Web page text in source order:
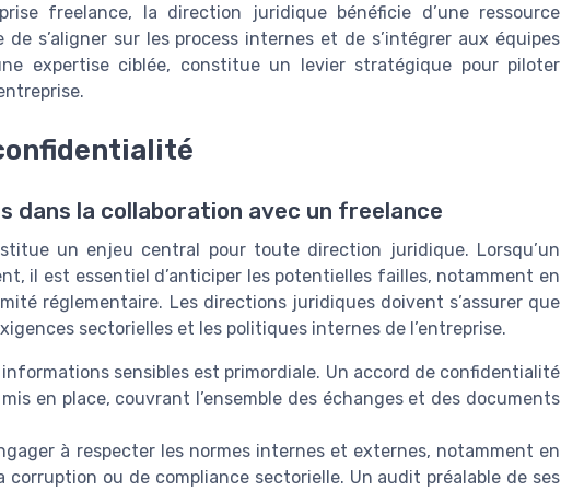
freelance, la direction juridique bénéficie d’une ressource
s’aligner sur les process internes et de s’intégrer aux équipes
expertise ciblée, constitue un levier stratégique pour piloter
dans la collaboration avec un freelance
un enjeu central pour toute direction juridique. Lorsqu’un
il est essentiel d’anticiper les potentielles failles, notamment en
réglementaire. Les directions juridiques doivent s’assurer que
sectorielles et les politiques internes de l’entreprise.
sensibles est primordiale. Un accord de confidentialité
en place, couvrant l’ensemble des échanges et des documents
à respecter les normes internes et externes, notamment en
corruption ou de compliance sectorielle. Un audit préalable de ses